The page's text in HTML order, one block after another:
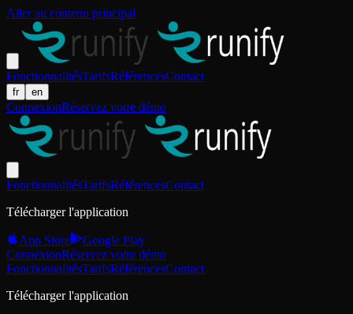
Aller au contenu principal
FonctionnalitésTarifsRéférencesContact
fr en
ConnexionRéservez votre démo
FonctionnalitésTarifsRéférencesContact
Télécharger l'application
App Store
Google Play
ConnexionRéservez votre démo
FonctionnalitésTarifsRéférencesContact
Télécharger l'application